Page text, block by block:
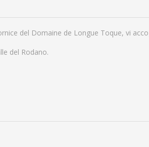
del Domaine de Longue Toque, vi
del Rodano.